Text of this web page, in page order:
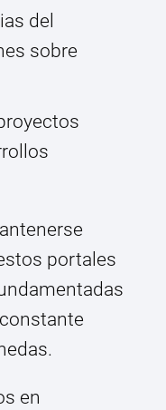
del
sobre
portales
en